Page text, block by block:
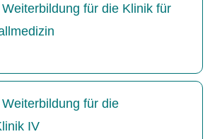
für die Klinik für
für die
IV